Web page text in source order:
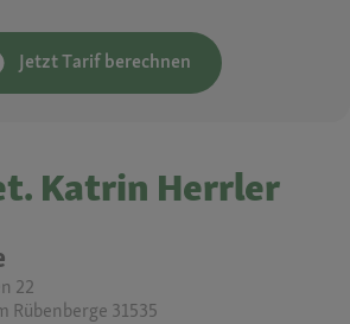
Jetzt Tarif berechnen
Katrin Herrler
22
Rübenberge 31535